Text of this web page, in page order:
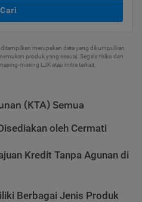
Cari
merupakan data yang dikumpulkan
produk yang sesuai. Segala risiko dan
masing LJK atau mitra terkait.
(KTA) Semua
oleh Cermati
Kredit Tanpa Agunan di
Berbagai Jenis Produk